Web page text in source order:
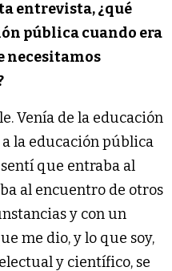
entrevista, ¿qué
pública cuando era
necesitamos
Venía de la educación
la educación pública
que entraba al
al encuentro de otros
y con un
me dio, y lo que soy,
y científico, se